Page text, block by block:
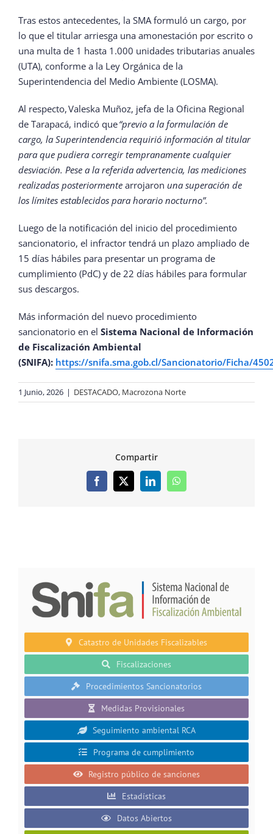
Tras estos antecedentes, la SMA formuló un cargo, por
lo que el titular arriesga una amonestación por escrito o
una multa de 1 hasta 1.000 unidades tributarias anuales
(UTA), conforme a la Ley Orgánica de la
Superintendencia del Medio Ambiente (LOSMA).
Al respecto, Valeska Muñoz, jefa de la Oficina Regional
de Tarapacá, indicó que“previo a la formulación de
cargo, la Superintendencia requirió información al titular
para que pudiera corregir tempranamente cualquier
desviación. Pese a la referida advertencia, las mediciones
realizadas posteriormente arrojaron una superación de
los límites establecidos para horario nocturno”.
Luego de la notificación del inicio del procedimiento
sancionatorio, el infractor tendrá un plazo ampliado de
15 días hábiles para presentar un programa de
cumplimiento (PdC) y de 22 días hábiles para formular
sus descargos.
Más información del nuevo procedimiento
sancionatorio en el Sistema Nacional de Información
de Fiscalización Ambiental
(SNIFA): https://snifa.sma.gob.cl/Sancionatorio/Ficha/
1 Junio, 2026 | DESTACADO, Macrozona Norte
Compartir
Facebook
X LinkedInWhatsApp
Catastro de Unidades Fiscalizables
Fiscalizaciones
Procedimientos Sancionatorios
Medidas Provisionales
Seguimiento ambiental RCA
Programa de cumplimiento
Registro público de sanciones
Estadísticas
Datos Abiertos